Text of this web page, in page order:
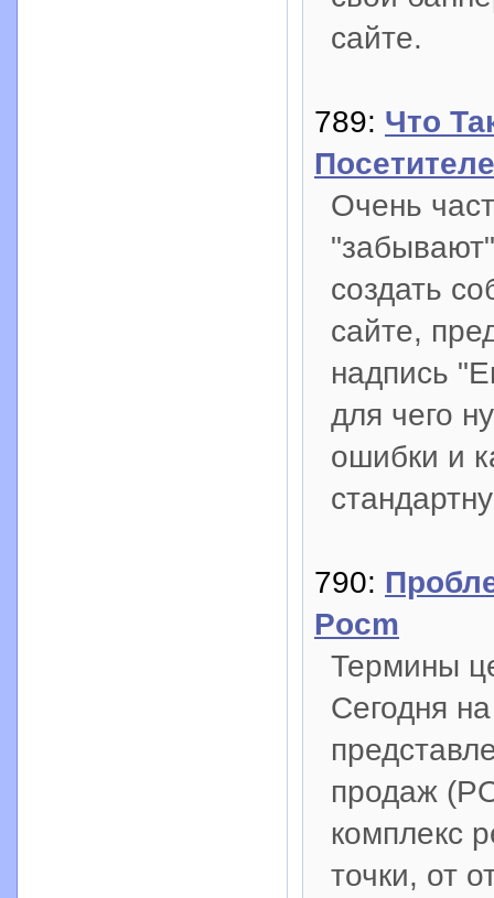
сайте.
789: Что
Очень
создать
сайте,
надпись
для чего
ошибки и
790:
Pocm
Термины
Сегодня
продаж
комплекс
точки, от